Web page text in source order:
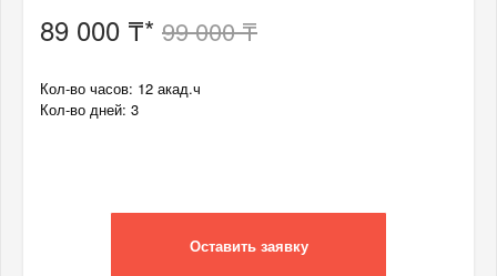
89 000 ₸* 99 000 ₸
Кол-во часов: 12 акад.ч
Кол-во дней: 3
Оставить заявку